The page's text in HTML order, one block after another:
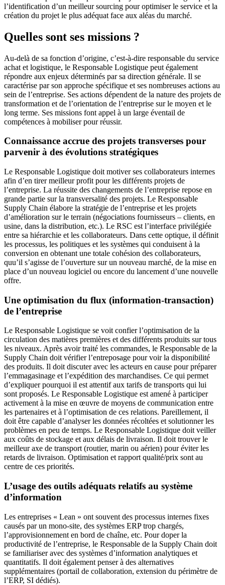
l’identification d’un meilleur sourcing pour optimiser le service et la
création du projet le plus adéquat face aux aléas du marché.
Quelles sont ses missions ?
Au-delà de sa fonction d’origine, c’est-à-dire responsable du service
achat et logistique, le Responsable Logistique peut également
répondre aux enjeux déterminés par sa direction générale. Il se
caractérise par son approche spécifique et ses nombreuses actions au
sein de l’entreprise. Ses actions dépendent de la nature des projets de
transformation et de l’orientation de l’entreprise sur le moyen et le
long terme. Ses missions font appel à un large éventail de
compétences à mobiliser pour réussir.
Connaissance accrue des projets transverses pour
parvenir à des évolutions stratégiques
Le Responsable Logistique doit motiver ses collaborateurs internes
afin d’en tirer meilleur profit pour les différents projets de
l’entreprise. La réussite des changements de l’entreprise repose en
grande partie sur la transversalité des projets. Le Responsable
Supply Chain élabore la stratégie de l’entreprise et les projets
d’amélioration sur le terrain (négociations fournisseurs – clients, en
usine, dans la distribution, etc.). Le RSC est l’interface privilégiée
entre sa hiérarchie et les collaborateurs. Dans cette optique, il définit
les processus, les politiques et les systèmes qui conduisent à la
conversion en obtenant une totale cohésion des collaborateurs,
quu’il s’agisse de l’ouverture sur un nouveau marché, de la mise en
place d’un nouveau logiciel ou encore du lancement d’une nouvelle
offre.
Une optimisation du flux (information-transaction)
de l’entreprise
Le Responsable Logistique se voit confier l’optimisation de la
circulation des matières premières et des différents produits sur tous
les niveaux. Après avoir traité les commandes, le Responsable de la
Supply Chain doit vérifier l’entreposage pour voir la disponibilité
des produits. Il doit discuter avec les acteurs en cause pour préparer
l’emmagasinage et l’expédition des marchandises. Ce qui permet
d’expliquer pourquoi il est attentif aux tarifs de transports qui lui
sont proposés. Le Responsable Logistique est amené à participer
activement à la mise en œuvre de moyens de communication entre
les partenaires et à l’optimisation de ces relations. Pareillement, il
doit être capable d’analyser les données récoltées et solutionner les
problèmes en peu de temps. Le Responsable Logistique doit veiller
aux coûts de stockage et aux délais de livraison. Il doit trouver le
meilleur axe de transport (routier, marin ou aérien) pour éviter les
retards de livraison. Optimisation et rapport qualité/prix sont au
centre de ces priorités.
L’usage des outils adéquats relatifs au système
d’information
Les entreprises « Lean » ont souvent des processus internes fixes
causés par un mono-site, des systèmes ERP trop chargés,
l’approvisionnement en bord de chaîne, etc. Pour doper la
productivité de l’entreprise, le Responsable de la Supply Chain doit
se familiariser avec des systèmes d’information analytiques et
quantitatifs. Il doit également penser à des alternatives
supplémentaires (portail de collaboration, extension du périmètre de
l’ERP, SI dédiés).